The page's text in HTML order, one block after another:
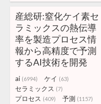
産総研:窒化ケイ素セ
ラミックスの熱伝導
率を製造プロセス情
報から高精度で予測
するAI技術を開発
ai (6994) ケイ (63)
セラミックス (7)
プロセス (409) 予測 (1157)